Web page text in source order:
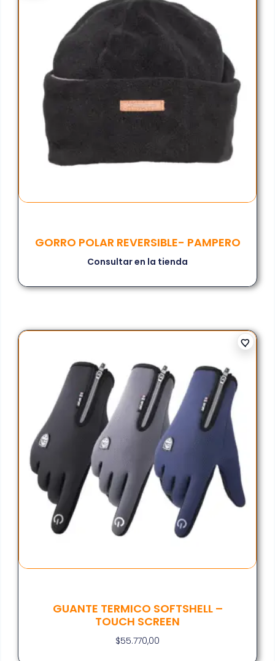
GORRO POLAR REVERSIBLE- PAMPERO
Consultar en la tienda
GUANTE TERMICO SOFTSHELL –
TOUCH SCREEN
$55.770,00